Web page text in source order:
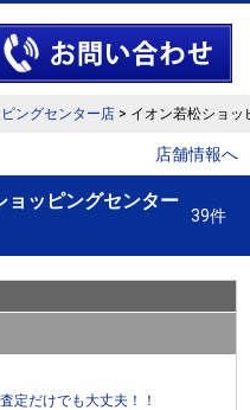
ングセンター店 > イオン若松ショ
店舗情報へ
ョッピングセンター
39件
定だけでも大丈夫！！